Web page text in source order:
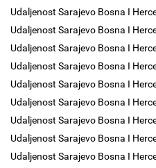
Udaljenost Sarajevo Bosna I
Udaljenost Sarajevo Bosna I
Udaljenost Sarajevo Bosna I
Udaljenost Sarajevo Bosna I
Udaljenost Sarajevo Bosna I
Udaljenost Sarajevo Bosna I
Udaljenost Sarajevo Bosna I
Udaljenost Sarajevo Bosna I
Udaljenost Sarajevo Bosna I